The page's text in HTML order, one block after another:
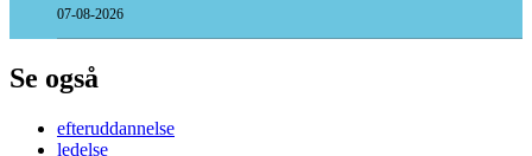
07-08-2026
Se også
efteruddannelse
ledelse